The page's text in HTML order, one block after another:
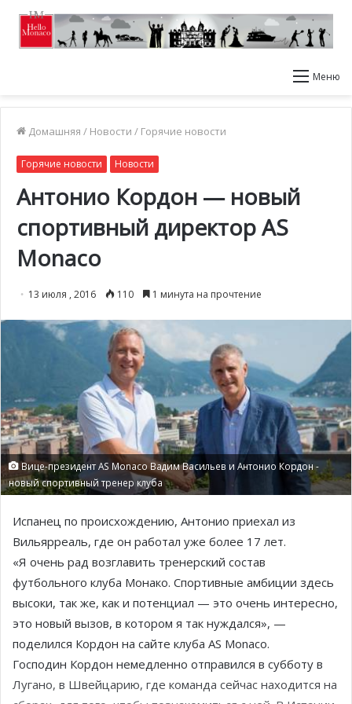
Меню
Домашняя / Новости / Горячие новости
Горячие новости Новости
Антонио Кордон — новый
спортивный директор AS
Monaco
13 июля , 2016 110 1 минута на прочтение
Вице-президент AS Monaco Вадим Васильев и Антонио Кордон -
новый спортивный тренер клуба
Испанец по происхождению, Антонио приехал из
Вильярреаль, где он работал уже более 17 лет.
«Я очень рад возглавить тренерский состав
футбольного клуба Монако. Спортивные амбиции здесь
высоки, так же, как и потенциал — это очень интересно,
это новый вызов, в котором я так нуждался», —
поделился Кордон на сайте клуба AS Monaco.
Господин Кордон немедленно отправился в субботу в
Лугано, в Швейцарию, где команда сейчас находится на